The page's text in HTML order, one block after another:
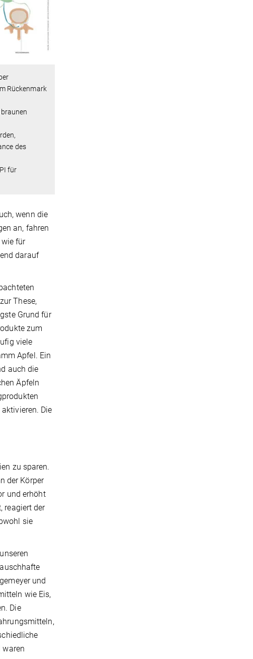
Rückenmark
des
für
wenn die
an, fahren
für
darauf
These,
Grund für
zum
viele
Apfel. Ein
auch die
Äpfeln
Die
zu sparen.
der Körper
und erhöht
reagiert der
sie
und
wie Eis,
Die
waren